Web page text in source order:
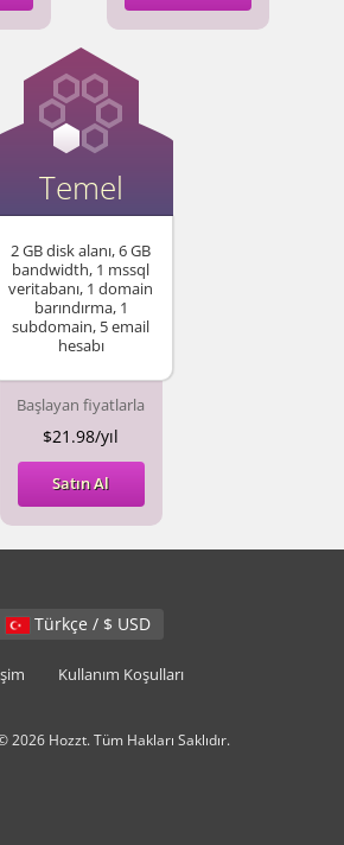
Temel
2 GB disk alanı, 6 GB
bandwidth, 1 mssql
veritabanı, 1 domain
barındırma, 1
subdomain, 5 email
hesabı
Başlayan fiyatlarla
$21.98/yıl
Satın Al
Türkçe / $ USD
Kullanım Koşulları
2026 Hozzt. Tüm Hakları Saklıdır.